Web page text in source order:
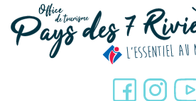
Panneau de gestion des cookies